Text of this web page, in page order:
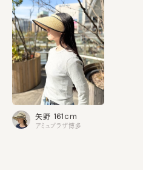
矢野 161cm
アミュプラザ博多